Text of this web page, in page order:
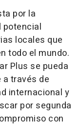
por la
potencial
locales que
todo el mundo.
Plus se pueda
través de
internacional y
por segunda
con